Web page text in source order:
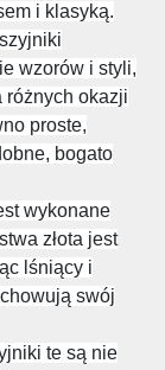
i klasyką.
wzorów i styli,
różnych okazji
proste,
bogato
wykonane
złota jest
lśniący i
swój
te są nie